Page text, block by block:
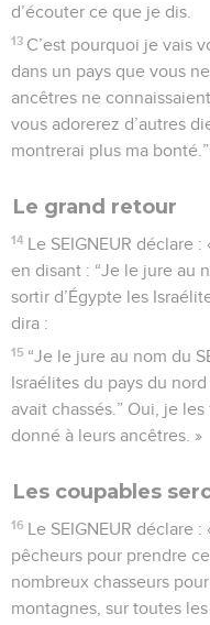
d’écouter ce que je dis.
13 C’est pourquoi je vais
dans un pays que vous
ancêtres ne
vous adorerez d’autres
montrerai plus ma bonté.”
Le grand retour
14 Le SEIGNEUR déclare
en disant : “Je le jure au
sortir d’Égypte les
dira :
15 “Je le jure au nom du
Israélites du pays du
avait chassés.” Oui, je
donné à leurs ancêtres. »
Les coupables
16 Le SEIGNEUR déclare
pêcheurs pour prendre
nombreux chasseurs
montagnes, sur toutes